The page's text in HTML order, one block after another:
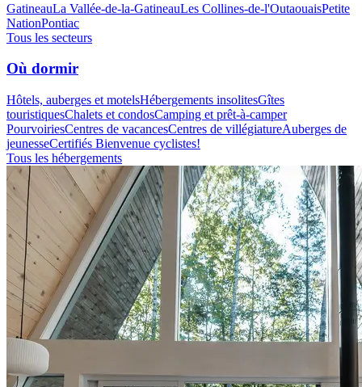
GatineauLa Vallée-de-la-GatineauLes Collines-de-l'OutaouaisPetite
NationPontiac
Tous les secteurs
Où dormir
Hôtels, auberges et motelsHébergements insolitesGîtes
touristiquesChalets et condosCamping et prêt-à-camper
PourvoiriesCentres de vacancesCentres de villégiatureAuberges de
jeunesseCertifiés Bienvenue cyclistes!
Tous les hébergements